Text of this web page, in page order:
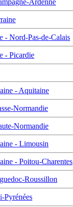
Ardenne
- Nord-Pas-de-Calais
- Picardie
- Aquitaine
Normandie
Normandie
- Limousin
- Poitou-Charentes
Roussillon
Pyrénées